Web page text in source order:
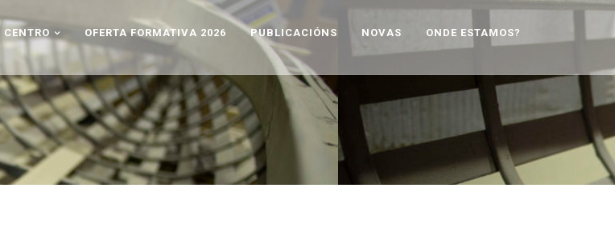
CENTRO OFERTA FORMATIVA 2026 PUBLICACIÓNS NOVAS ONDE ESTAMOS?